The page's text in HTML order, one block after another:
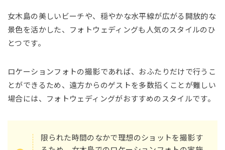
女木島の美しいビーチや、穏やかな水平線が広がる開放的な
景色を活かした、フォトウェディングも人気のスタイルのひ
とつです。
ロケーションフォトの撮影であれば、おふたりだけで行うこ
とができるため、遠方からのゲストを多数招くことが難しい
場合には、フォトウェディングがおすすめのスタイルです。
限られた時間のなかで理想のショットを撮影す